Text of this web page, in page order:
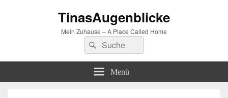
TinasAugenblicke
Mein Zuhause – A Place Called Home
Suchen
nach:
Suchen
Menü